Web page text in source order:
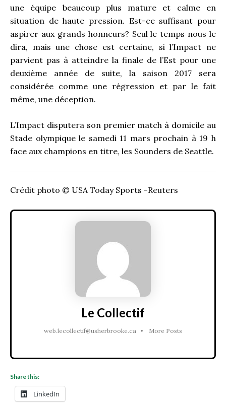
une équipe beaucoup plus mature et calme en
situation de haute pression. Est-ce suffisant pour
aspirer aux grands honneurs? Seul le temps nous le
dira, mais une chose est certaine, si l’Impact ne
parvient pas à atteindre la finale de l’Est pour une
deuxième année de suite, la saison 2017 sera
considérée comme une régression et par le fait
même, une déception.
L’Impact disputera son premier match à domicile au
Stade olympique le samedi 11 mars prochain à 19 h
face aux champions en titre, les Sounders de Seattle.
Crédit photo © USA Today Sports -Reuters
Le Collectif
web.lecollectif@usherbrooke.ca • More Posts
Share this:
LinkedIn